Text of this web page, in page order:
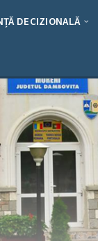
DECIZIONALĂ